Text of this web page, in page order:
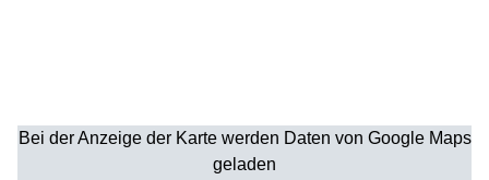
Bei der Anzeige der Karte werden Daten von Google Maps
geladen